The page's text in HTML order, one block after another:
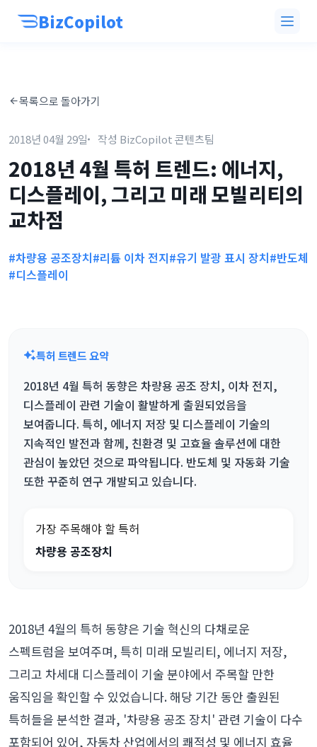
BizCopilot
목록으로 돌아가기
2018년 04월 29일 작성 BizCopilot 콘텐츠팀
2018년 4월 특허 트렌드: 에너지,
디스플레이, 그리고 미래 모빌리티의
교차점
#차량용 공조장치#리튬 이차 전지#유기 발광 표시 장치#반도체
#디스플레이
특허 트렌드 요약
2018년 4월 특허 동향은 차량용 공조 장치, 이차 전지,
디스플레이 관련 기술이 활발하게 출원되었음을
보여줍니다. 특히, 에너지 저장 및 디스플레이 기술의
지속적인 발전과 함께, 친환경 및 고효율 솔루션에 대한
관심이 높았던 것으로 파악됩니다. 반도체 및 자동화 기술
또한 꾸준히 연구 개발되고 있습니다.
가장 주목해야 할 특허
차량용 공조장치
2018년 4월의 특허 동향은 기술 혁신의 다채로운
스펙트럼을 보여주며, 특히 미래 모빌리티, 에너지 저장,
그리고 차세대 디스플레이 기술 분야에서 주목할 만한
움직임을 확인할 수 있었습니다. 해당 기간 동안 출원된
특허들을 분석한 결과, '차량용 공조 장치' 관련 기술이 다수
포함되어 있어, 자동차 산업에서의 쾌적성 및 에너지 효율